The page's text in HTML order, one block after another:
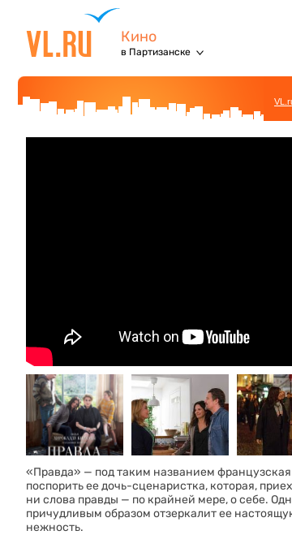
Кино
в Партизанске
«Правда» — под таким названием
поспорить ее дочь-сценаристка, которая,
ни слова правды — по крайней мере, о себе.
причудливым образом отзеркалит ее
нежность.